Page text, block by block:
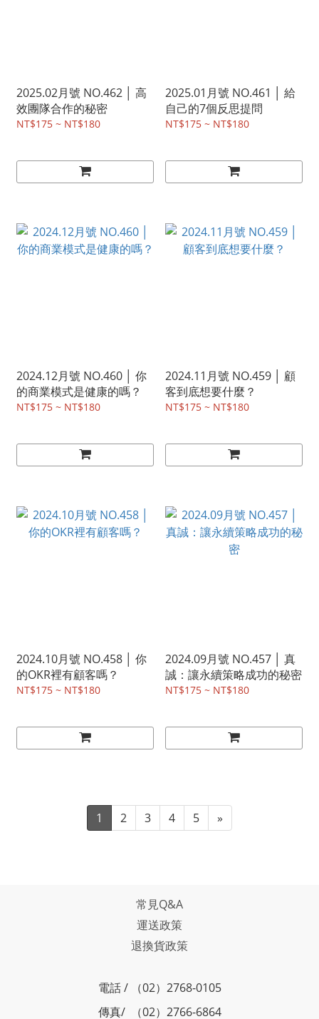
2025.02月號 NO.462 │ 高
效團隊合作的秘密
NT$175 ~ NT$180
2025.01月號 NO.461 │ 給
自己的7個反思提問
NT$175 ~ NT$180
2024.12月號 NO.460 │ 你
的商業模式是健康的嗎？
NT$175 ~ NT$180
2024.11月號 NO.459 │ 顧
客到底想要什麼？
NT$175 ~ NT$180
2024.10月號 NO.458 │ 你
的OKR裡有顧客嗎？
NT$175 ~ NT$180
2024.09月號 NO.457 │ 真
誠：讓永續策略成功的秘密
NT$175 ~ NT$180
1 2 3 4 5 »
常見Q&A
運送政策
退換貨政策
電話 / （02）2768-0105
傳真/ （02）2766-6864